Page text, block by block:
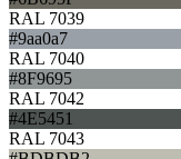
RAL 7039
#9aa0a7
RAL 7040
#8F9695
RAL 7042
#4E5451
RAL 7043